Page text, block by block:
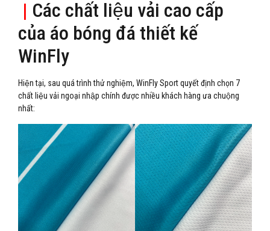
| Các chất liệu vải cao cấp
của áo bóng đá thiết kế
WinFly
Hiện tại, sau quá trình thử nghiệm, WinFly Sport quyết định chọn 7
chất liệu vải ngoại nhập chính được nhiều khách hàng ưa chuộng
nhất: